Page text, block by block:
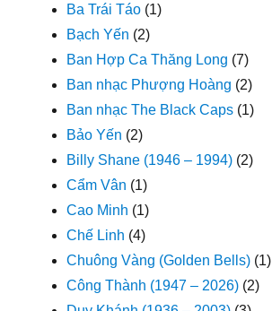
Ba Trái Táo (1)
Bạch Yến (2)
Ban Hợp Ca Thăng Long (7)
Ban nhạc Phượng Hoàng (2)
Ban nhạc The Black Caps (1)
Bảo Yến (2)
Billy Shane (1946 – 1994) (2)
Cẩm Vân (1)
Cao Minh (1)
Chế Linh (4)
Chuông Vàng (Golden Bells) (1)
Công Thành (1947 – 2026) (2)